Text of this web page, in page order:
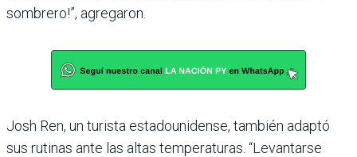
sombrero!”, agregaron.
Josh Ren, un turista estadounidense, también adaptó
sus rutinas ante las altas temperaturas. “Levantarse